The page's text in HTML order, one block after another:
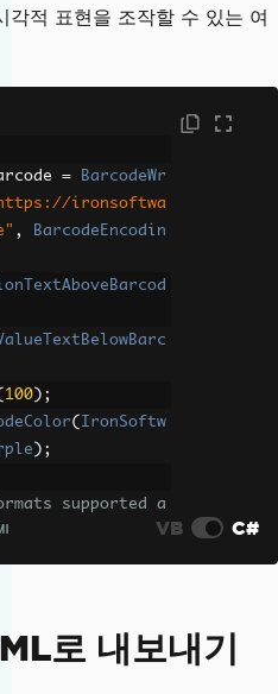
적 표현을 조작할 수 있는 여
=
BarcodeWr
ironsoftwa
,
BarcodeEncodin
100 );
( IronSoftw
);
supported a
VB C#
로 내보내기